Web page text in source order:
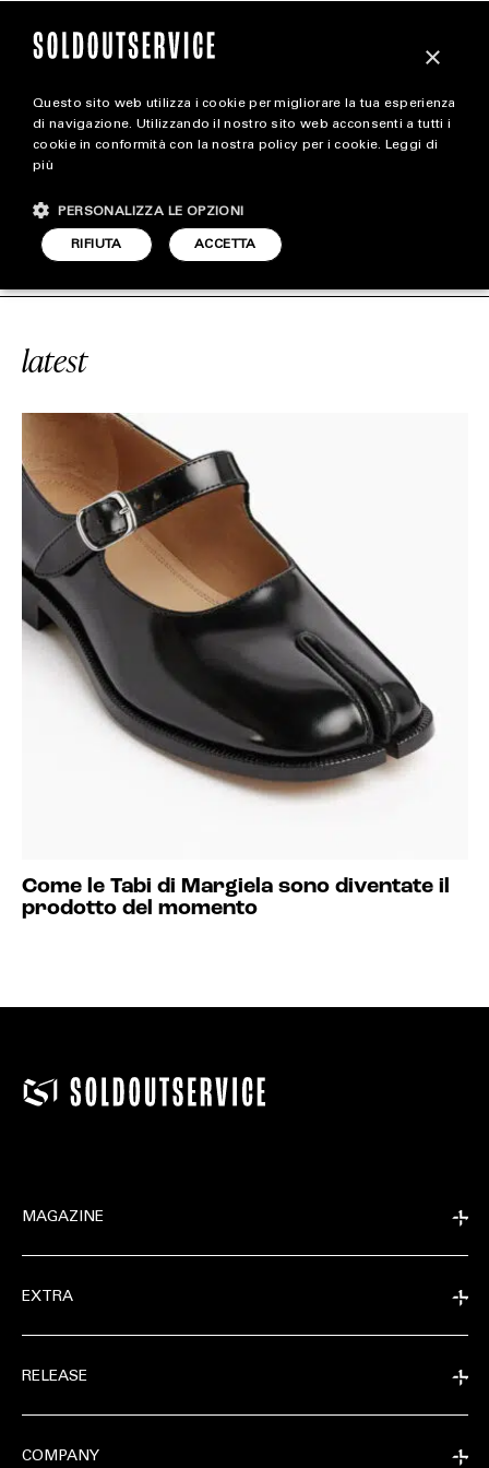
magazine
STYLE
FOOTWEAR
#TABI MARY JEAN
latest
Come le Tabi di Margiela sono diventate il
prodotto del momento
MAGAZINE
EXTRA
RELEASE
COMPANY
×
Questo sito web utilizza i cookie per migliorare la tua esperienza
di navigazione. Utilizzando il nostro sito web acconsenti a tutti i
cookie in conformità con la nostra policy per i cookie. Leggi di
più
ACCETTA
RIFIUTA
PERSONALIZZA LE OPZIONI